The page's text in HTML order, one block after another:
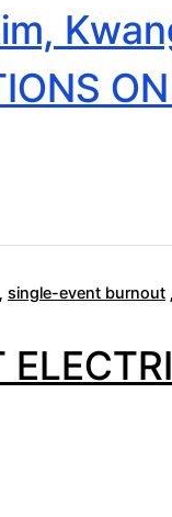
, single-event burnout